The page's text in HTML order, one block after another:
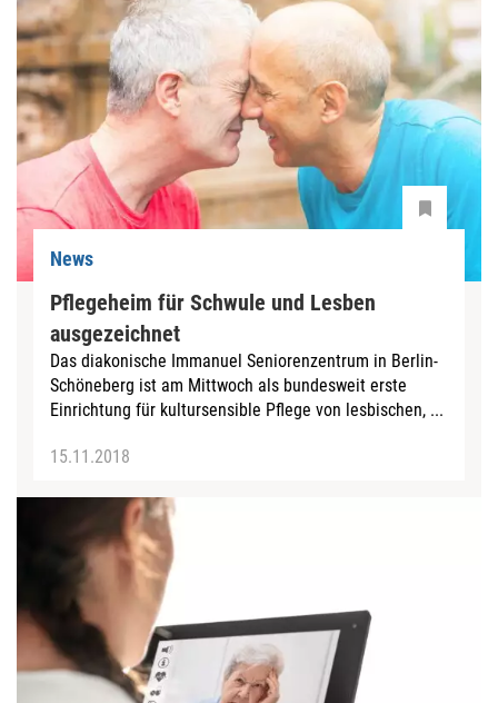
News
Pflegeheim für Schwule und Lesben
ausgezeichnet
Das diakonische Immanuel Seniorenzentrum in Berlin-
Schöneberg ist am Mittwoch als bundesweit erste
Einrichtung für kultursensible Pflege von lesbischen, ...
15.11.2018